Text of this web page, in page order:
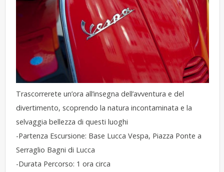
Trascorrerete un’ora all’insegna dell’avventura e del
divertimento, scoprendo la natura incontaminata e la
selvaggia bellezza di questi luoghi
-Partenza Escursione: Base Lucca Vespa, Piazza Ponte a
Serraglio Bagni di Lucca
-Durata Percorso: 1 ora circa